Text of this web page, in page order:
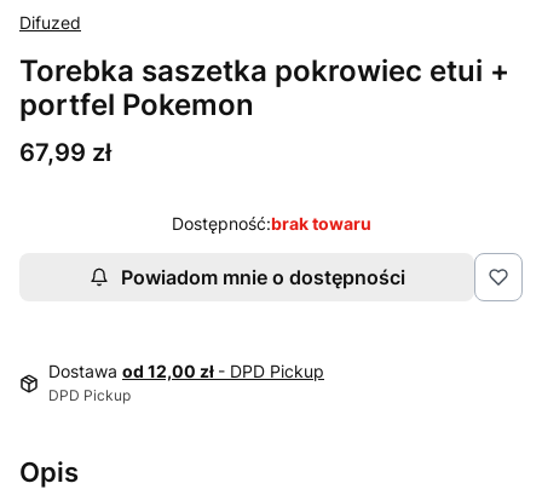
Difuzed
Torebka saszetka pokrowiec etui +
portfel Pokemon
Cena
67,99 zł
Dostępność:brak towaru
Powiadom mnie o dostępności
Dostawa od 12,00 zł - DPD Pickup
DPD Pickup
Opis